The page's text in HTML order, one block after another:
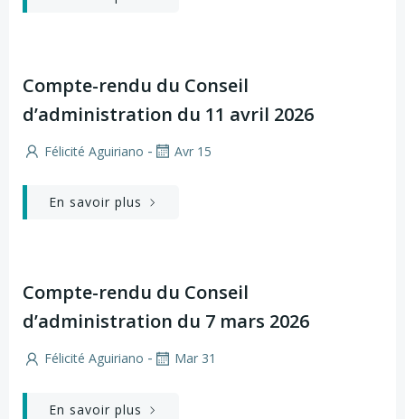
Compte-rendu du Conseil
d’administration du 11 avril 2026
Félicité Aguiriano - Avr 15
En savoir plus
Compte-rendu du Conseil
d’administration du 7 mars 2026
Félicité Aguiriano - Mar 31
En savoir plus